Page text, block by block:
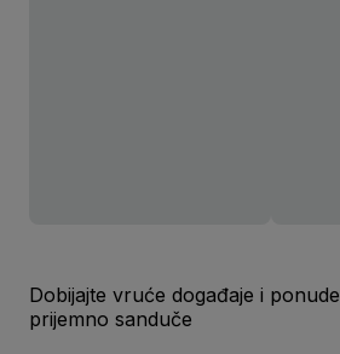
Dobijajte vruće događaje i
prijemno sanduče